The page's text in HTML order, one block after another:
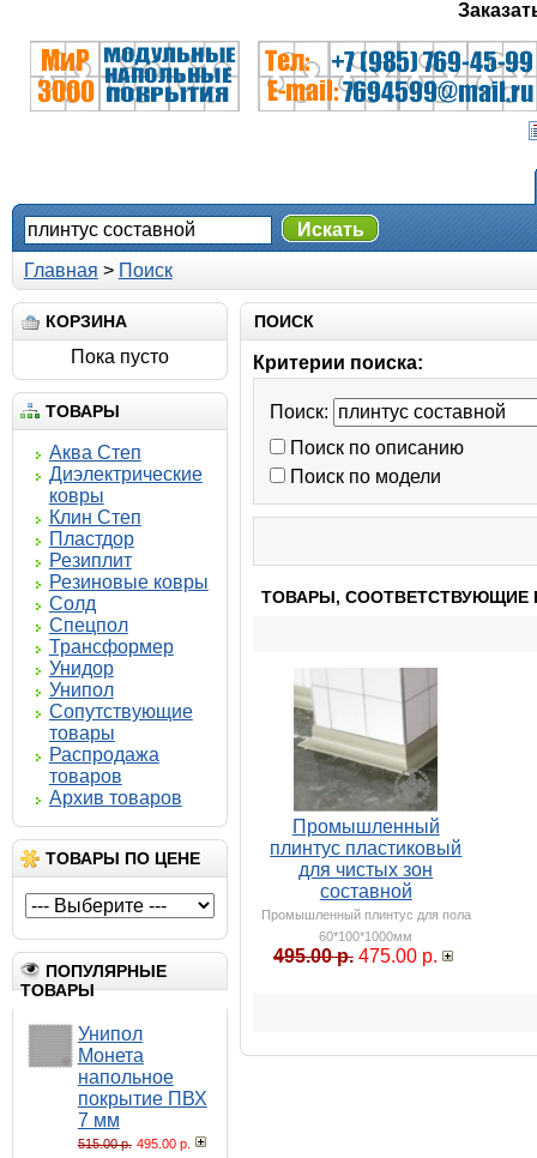
Искать
Главная > Поиск
КОРЗИНА
Пока пусто
ТОВАРЫ
Аква Степ
Диэлектрические
ковры
Клин Степ
Пластдор
Резиплит
Резиновые ковры
Солд
Спецпол
Трансформер
Унидор
Унипол
Сопутствующие
товары
Распродажа
товаров
Архив товаров
ТОВАРЫ ПО ЦЕНЕ
ПОПУЛЯРНЫЕ
ТОВАРЫ
Унипол
Монета
напольное
покрытие ПВХ
7 мм
515.00 р. 495.00 р.
ПОИСК
Критерии поиска:
Поиск:
Поиск по описанию
Поиск по модели
ТОВАРЫ, СООТВЕТСТВУЮЩИЕ
Промышленный
плинтус пластиковый
для чистых зон
составной
Промышленный плинтус для пола
60*100*1000мм
495.00 р. 475.00 р.